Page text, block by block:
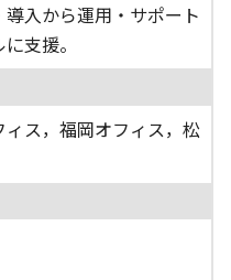
入から運用・サポート
支援。
ス，福岡オフィス，松